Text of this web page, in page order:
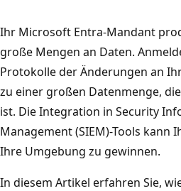
Ihr Microsoft Entra-Mandant
große Mengen an Daten.
Protokolle der Änderungen an
zu einer großen Datenmenge,
ist. Die Integration in Security
Management (SIEM)-Tools kann
Ihre Umgebung zu gewinnen.
In diesem Artikel erfahren Sie,